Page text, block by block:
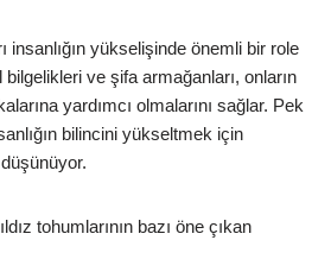
insanlığın yükselişinde önemli bir role
ve şifa armağanları, onların
yardımcı olmalarını sağlar. Pek
bilincini yükseltmek için
düşünüyor.
tohumlarının bazı öne çıkan